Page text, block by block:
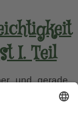
I. Teil
und gerade
mit Christa in
ich nun schon